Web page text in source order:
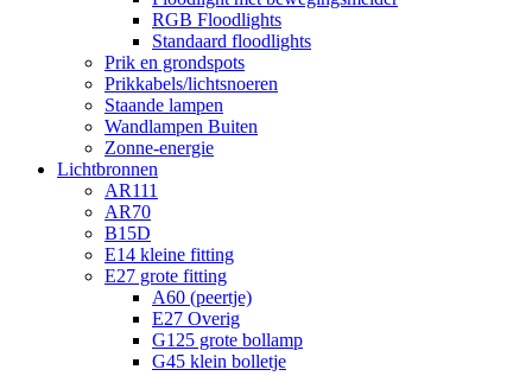
RGB Floodlights
Standaard floodlights
Prik en grondspots
Prikkabels/lichtsnoeren
Staande lampen
Wandlampen Buiten
Zonne-energie
Lichtbronnen
AR111
AR70
B15D
E14 kleine fitting
E27 grote fitting
A60 (peertje)
E27 Overig
G125 grote bollamp
G45 klein bolletje